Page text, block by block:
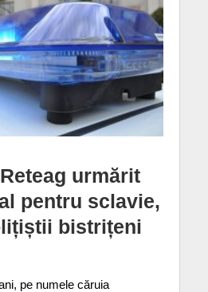
urmărit
pentru sclavie,
bistrițeni
pe numele căruia